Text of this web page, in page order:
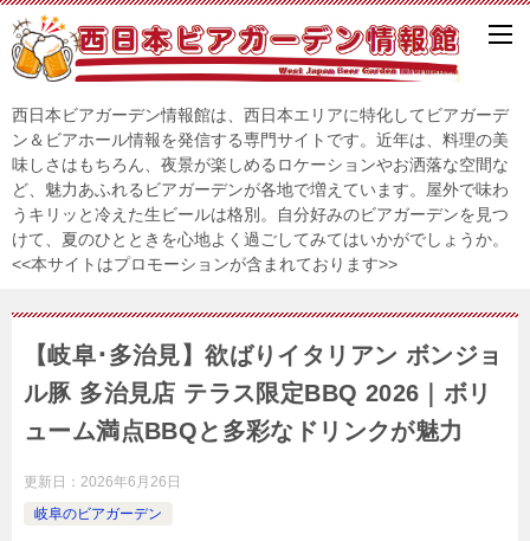
西日本ビアガーデン情報館は、西日本エリアに特化してビアガーデ
ン＆ビアホール情報を発信する専門サイトです。近年は、料理の美
味しさはもちろん、夜景が楽しめるロケーションやお洒落な空間な
ど、魅力あふれるビアガーデンが各地で増えています。屋外で味わ
うキリッと冷えた生ビールは格別。自分好みのビアガーデンを見つ
けて、夏のひとときを心地よく過ごしてみてはいかがでしょうか。
<<本サイトはプロモーションが含まれております>>
【岐阜･多治見】欲ばりイタリアン ボンジョ
ル豚 多治見店 テラス限定BBQ 2026｜ボリ
ューム満点BBQと多彩なドリンクが魅力
更新日： 2026年6月26日
岐阜のビアガーデン